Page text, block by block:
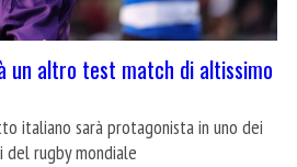
un altro test match di altissimo
italiano sarà protagonista in uno dei
del rugby mondiale